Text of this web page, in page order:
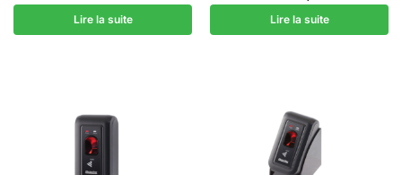
Lire la suite Lire la suite